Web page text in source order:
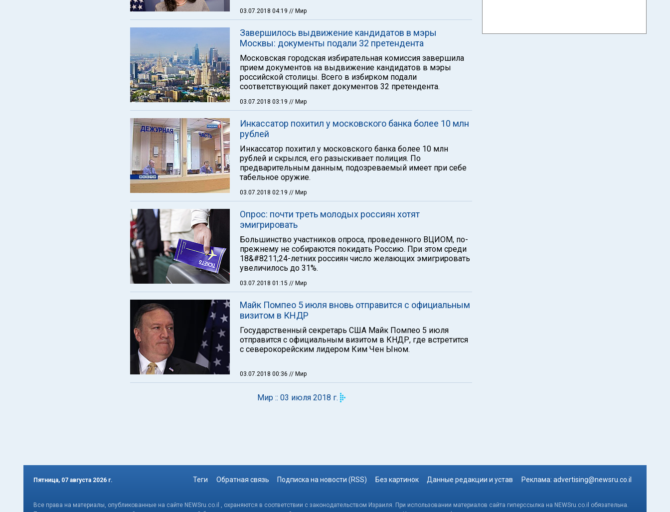
03.07.2018 04:19 // Мир
Завершилось выдвижение кандидатов в мэры
Москвы: документы подали 32 претендента
Московская городская избирательная комиссия завершила
прием документов на выдвижение кандидатов в мэры
российской столицы. Всего в избирком подали
соответствующий пакет документов 32 претендента.
03.07.2018 03:19 // Мир
Инкассатор похитил у московского банка более 10 млн
рублей
Инкассатор похитил у московского банка более 10 млн
рублей и скрылся, его разыскивает полиция. По
предварительным данным, подозреваемый имеет при себе
табельное оружие.
03.07.2018 02:19 // Мир
Опрос: почти треть молодых россиян хотят
эмигрировать
Большинство участников опроса, проведенного ВЦИОМ, по-
прежнему не собираются покидать Россию. При этом среди
18&#8211;24-летних россиян число желающих эмигрировать
увеличилось до 31%.
03.07.2018 01:15 // Мир
Майк Помпео 5 июля вновь отправится с официальным
визитом в КНДР
Государственный секретарь США Майк Помпео 5 июля
отправится с официальным визитом в КНДР, где встретится
с северокорейским лидером Ким Чен Ыном.
03.07.2018 00:36 // Мир
Мир :: 03 июля 2018 г.
Пятница, 07 августа 2026 г. Теги Обратная связь Подписка на новости (RSS) Без картинок Данные редакции и устав Реклама: advertising@newsru.co.il
Все права на материалы, опубликованные на сайте NEWSru.co.il , охраняются в соответствии с законодательством Израиля. При использовании материалов сайта гиперссылка на NEWSru.co.il обязательна.